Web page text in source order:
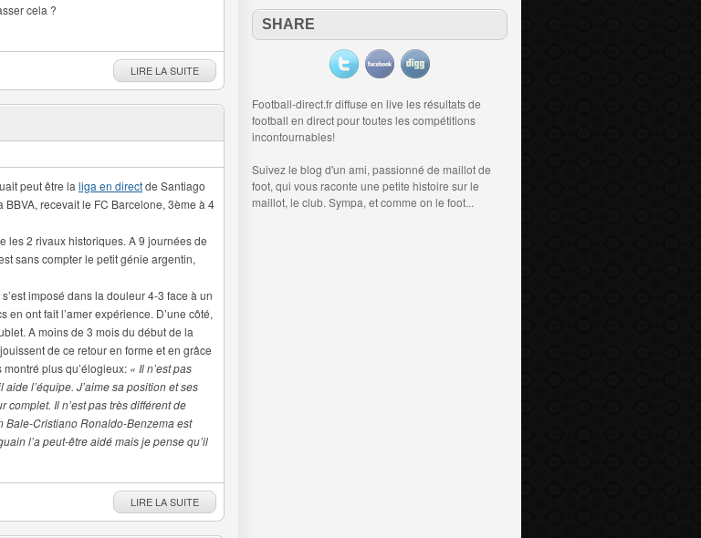
cela ?
LIRE LA SUITE
peut être la liga en directde Santiago
recevait le FC Barcelone, 3ème à 4
les 2 rivaux historiques. A 9 journées de
sans compter le petit génie argentin,
imposé dans la douleur 4-3 face à un
ont fait l’amer expérience. D’une côté,
A moins de 3 mois du début de la
de ce retour en forme et en grâce
montré plus qu’élogieux: « Il n’est pas
l’équipe. J’aime sa position et ses
complet. Il n’est pas très différent de
Bale-Cristiano Ronaldo-Benzema est
l’a peut-être aidé mais je pense qu’il
LIRE LA SUITE
SHARE
Football-direct.fr diffuse en live les résultats de
football en directpour toutes les compétitions
incontournables!
Suivez le blog d'un ami, passionné de maillot de
foot, qui vous raconte une petite histoire sur le
maillot, le club. Sympa, et comme on le foot...